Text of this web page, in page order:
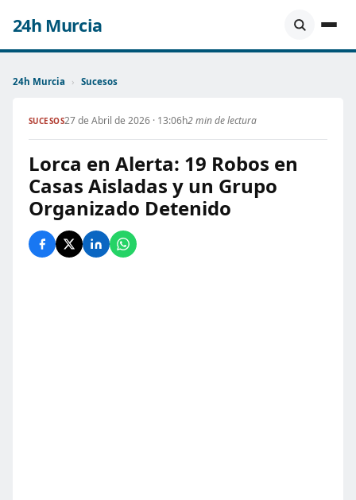
24h Murcia
24h Murcia › Sucesos
SUCESOS27 de Abril de 2026 · 13:06h2 min de lectura
Lorca en Alerta: 19 Robos en
Casas Aisladas y un Grupo
Organizado Detenido